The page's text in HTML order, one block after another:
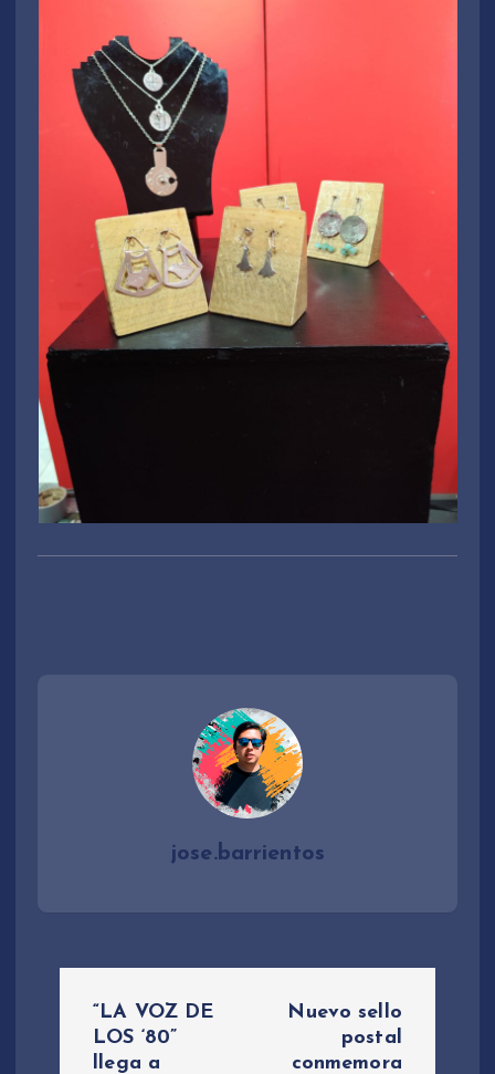
jose.barrientos
“LA VOZ DE
LOS ‘80”
llega a
Nuevo sello
postal
conmemora